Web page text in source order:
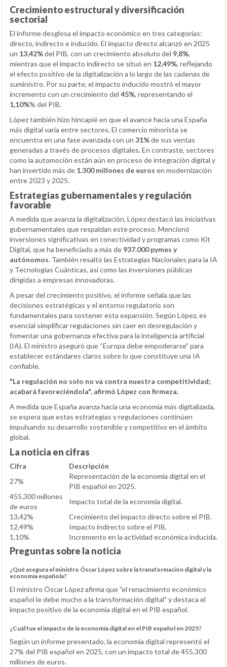
Crecimiento estructural y diversificación
sectorial
El informe desglosa el impacto económico en tres categorías:
directo, indirecto e inducido. El impacto directo alcanzó en 2025
un 13,42%del PIB, con un crecimiento absoluto del 9,8%,
mientras que el impacto indirecto se situó en 12,49%, reflejando
el efecto positivo de la digitalización a lo largo de las cadenas de
suministro. Por su parte, el impacto inducido mostró el mayor
incremento con un crecimiento del 45%, representando el
1,10%% del PIB.
López también hizo hincapié en que el avance hacia una España
más digital varía entre sectores. El comercio minorista se
encuentra en una fase avanzada con un 31%de sus ventas
generadas a través de procesos digitales. En contraste, sectores
como la automoción están aún en proceso de integración digital y
han invertido más de 1.300 millones de euros en modernización
entre 2023 y 2025.
Estrategias gubernamentales y regulación
favorable
A medida que avanza la digitalización, López destacó las iniciativas
gubernamentales que respaldan este proceso. Mencionó
inversiones significativas en conectividad y programas como Kit
Digital, que ha beneficiado a más de 937.000 pymes y
autónomos. También resaltó las Estrategias Nacionales para la IA
y Tecnologías Cuánticas, así como las inversiones públicas
dirigidas a empresas innovadoras.
A pesar del crecimiento positivo, el informe señala que las
decisiones estratégicas y el entorno regulatorio son
fundamentales para sostener esta expansión. Según López, es
esencial simplificar regulaciones sin caer en desregulación y
fomentar una gobernanza efectiva para la inteligencia artificial
(IA). El ministro aseguró que “Europa debe empoderarse” para
establecer estándares claros sobre lo que constituye una IA
confiable.
"La regulación no solo no va contra nuestra competitividad;
acabará favoreciéndola", afirmó López con firmeza.
A medida que España avanza hacia una economía más digitalizada,
se espera que estas estrategias y regulaciones continúen
impulsando su desarrollo sostenible y competitivo en el ámbito
global.
La noticia en cifras
Cifra
Descripción
27%
Representación de la economía digital en el
PIB español en 2025.
455.300 millones
de euros
Impacto total de la economía digital.
13,42%
Crecimiento del impacto directo sobre el PIB.
12,49%
Impacto indirecto sobre el PIB.
1,10%
Incremento en la actividad económica inducida.
Preguntas sobre la noticia
¿Qué asegura el ministro Óscar López sobre la transformación digital y la
economía española?
El ministro Óscar López afirma que "el renacimiento económico
español le debe mucho a la transformación digital" y destaca el
impacto positivo de la economía digital en el PIB español.
¿Cuál fue el impacto de la economía digital en el PIB español en 2025?
Según un informe presentado, la economía digital representó el
27% del PIB español en 2025, con un impacto total de 455.300
millones de euros.